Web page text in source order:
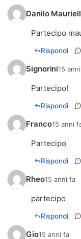
Danilo
Partecipo
Rispondi
Signorini15
Rispondi
Franco15 anni
Partecipo
Rispondi
Rheo15 anni fa
partecipo
Rispondi
Gio15 anni fa